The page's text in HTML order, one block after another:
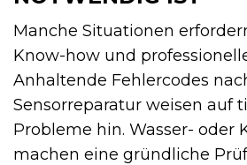
Manche Situationen
Know-how und
Anhaltende Fehlercodes
Sensorreparatur weisen auf
Probleme hin. Wasser- oder
machen eine gründliche